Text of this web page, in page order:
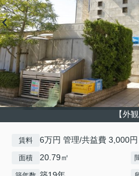
【外観
賃料 6万円 管理/共益費 3,000円
面積 20.79㎡